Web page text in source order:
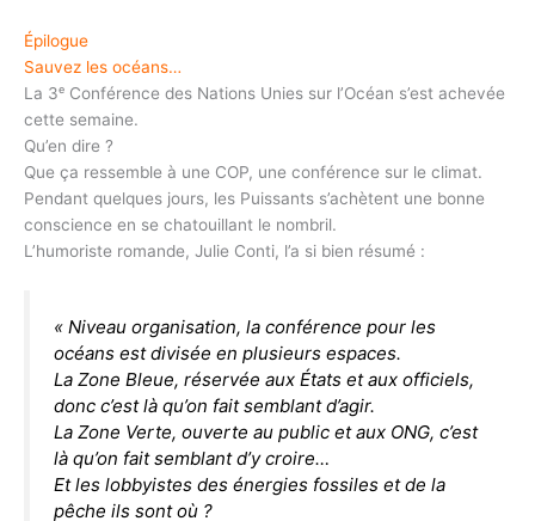
Épilogue
Sauvez les océans…
La 3ᵉ Conférence des Nations Unies sur l’Océan s’est achevée
cette semaine.
Qu’en dire ?
Que ça ressemble à une COP, une conférence sur le climat.
Pendant quelques jours, les Puissants s’achètent une bonne
conscience en se chatouillant le nombril.
L’humoriste romande, Julie Conti, l’a si bien résumé :
« Niveau organisation, la conférence pour les
océans est divisée en plusieurs espaces.
La Zone Bleue, réservée aux États et aux officiels,
donc c’est là qu’on fait semblant d’agir.
La Zone Verte, ouverte au public et aux ONG, c’est
là qu’on fait semblant d’y croire…
Et les lobbyistes des énergies fossiles et de la
pêche ils sont où ?